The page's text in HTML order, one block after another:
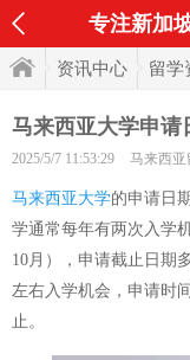
专注新加
资讯中心 留学
马来西亚大学申请
2025/5/7 11:53:29 马来西亚
马来西亚大学的申请日
学通常每年有两次入学
10月），申请截止日期
左右入学机会，申请时
止。